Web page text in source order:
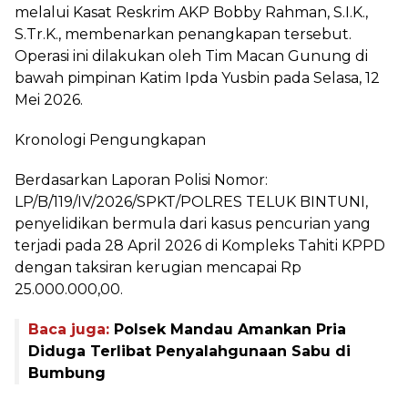
melalui Kasat Reskrim AKP Bobby Rahman, S.I.K.,
S.Tr.K., membenarkan penangkapan tersebut.
Operasi ini dilakukan oleh Tim Macan Gunung di
bawah pimpinan Katim Ipda Yusbin pada Selasa, 12
Mei 2026.
Kronologi Pengungkapan
Berdasarkan Laporan Polisi Nomor:
LP/B/119/IV/2026/SPKT/POLRES TELUK BINTUNI,
penyelidikan bermula dari kasus pencurian yang
terjadi pada 28 April 2026 di Kompleks Tahiti KPPD
dengan taksiran kerugian mencapai Rp
25.000.000,00.
Baca juga: Polsek Mandau Amankan Pria
Diduga Terlibat Penyalahgunaan Sabu di
Bumbung